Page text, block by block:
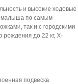
и высокие ходовые
малыша по самым
так и с городскими
рождения до 22 кг, X-
подвеска